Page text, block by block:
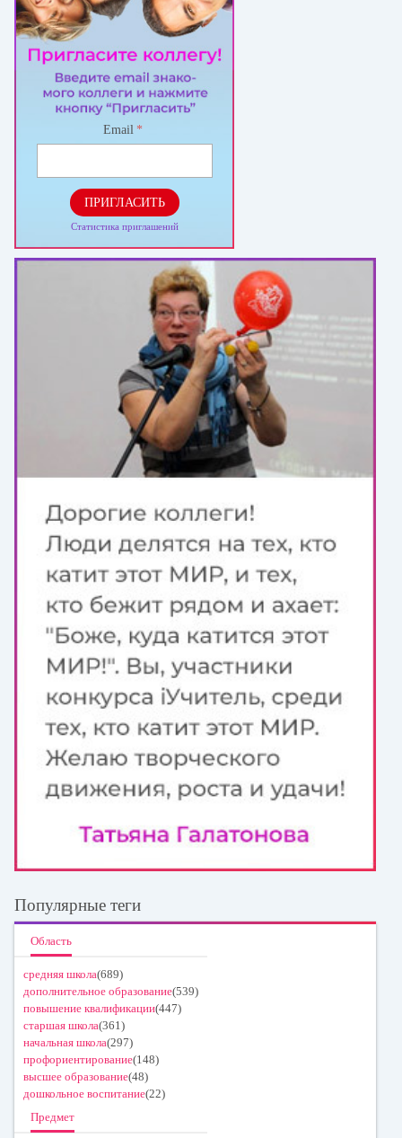
Email *
ПРИГЛАСИТЬ
Статистика приглашений
Популярные теги
Область
средняя школа(689)
дополнительное образование(539)
повышение квалификации(447)
старшая школа(361)
начальная школа(297)
профориентирование(148)
высшее образование(48)
дошкольное воспитание(22)
Предмет